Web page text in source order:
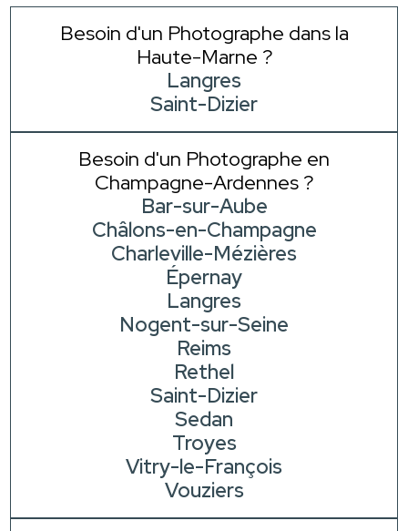
Besoin d'un Photographe dans la
Haute-Marne ?
Langres
Saint-Dizier
Besoin d'un Photographe en
Champagne-Ardennes ?
Bar-sur-Aube
Châlons-en-Champagne
Charleville-Mézières
Épernay
Langres
Nogent-sur-Seine
Reims
Rethel
Saint-Dizier
Sedan
Troyes
Vitry-le-François
Vouziers